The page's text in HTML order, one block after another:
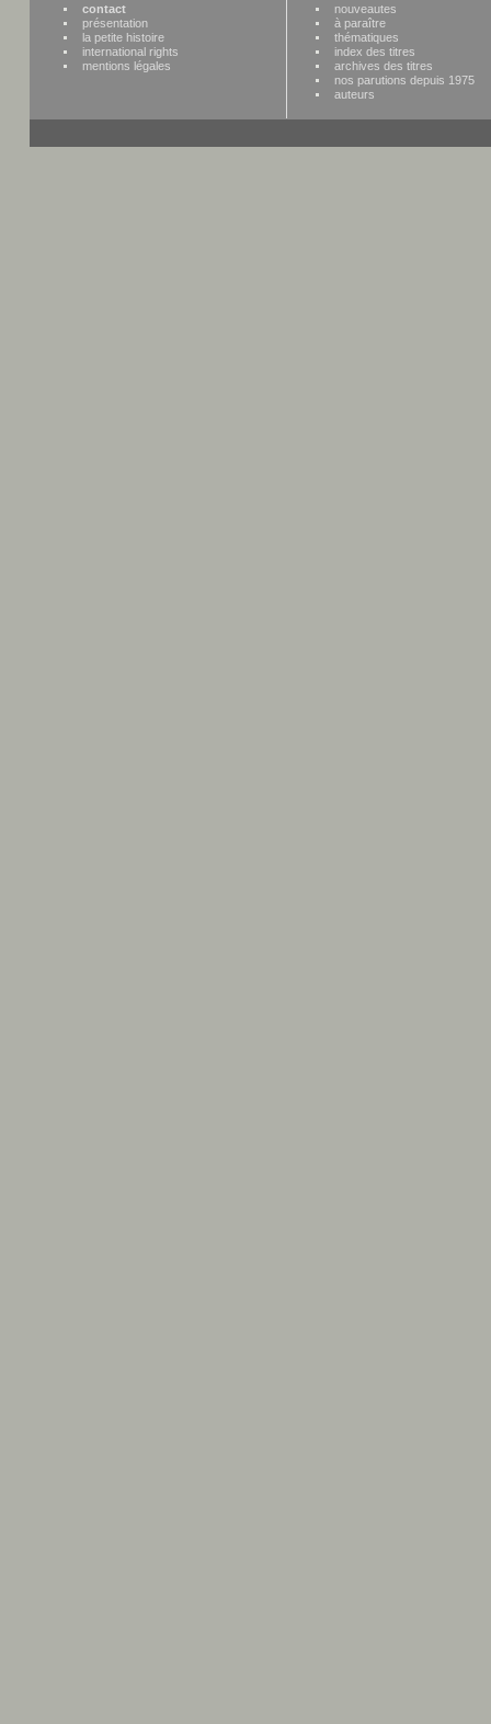
contact
présentation
la petite histoire
international rights
mentions légales
nouveautes
à paraître
thématiques
index des titres
archives des titres
nos parutions depuis 1975
auteurs